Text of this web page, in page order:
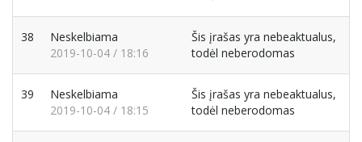
38
Neskelbiama
2019-10-04 / 18:16
Šis įrašas yra nebeaktualus,
todėl neberodomas
39
Neskelbiama
2019-10-04 / 18:15
Šis įrašas yra nebeaktualus,
todėl neberodomas